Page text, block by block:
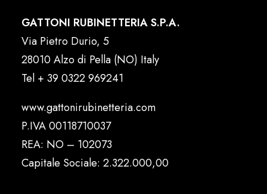
GATTONI RUBINETTERIA S.P.A.
Via Pietro Durio, 5
28010 Alzo di Pella (NO) Italy
Tel + 39 0322 969241
www.gattonirubinetteria.com
P.IVA 00118710037
REA: NO – 102073
Capitale Sociale: 2.322.000,00